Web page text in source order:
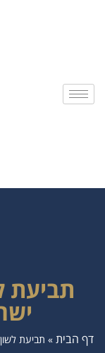
תביעת
דף הבית » תביעת